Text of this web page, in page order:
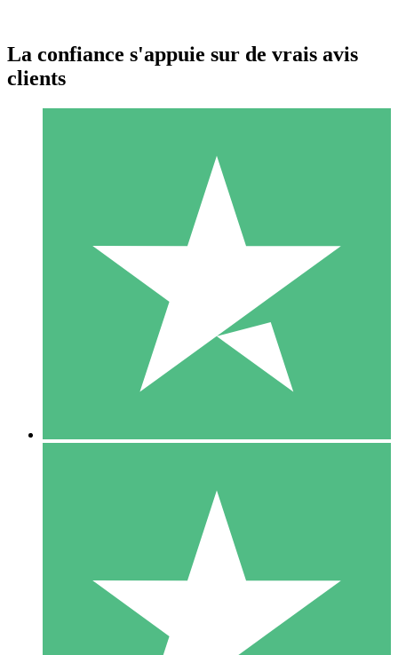
Packs de Crédits Individuels
Payez à l'utilisation avec des crédits de téléchargement. Sans
1 Téléchargement
10 00
10 Téléchargements
20 00
La confiance s'appuie sur de vrais avis
clients